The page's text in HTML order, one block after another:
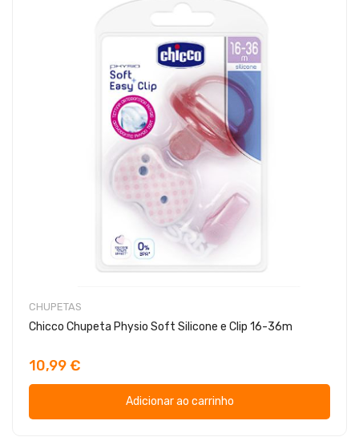
CHUPETAS
Chicco Chupeta Physio Soft Silicone e Clip 16-36m
10,99 €
Adicionar ao carrinho